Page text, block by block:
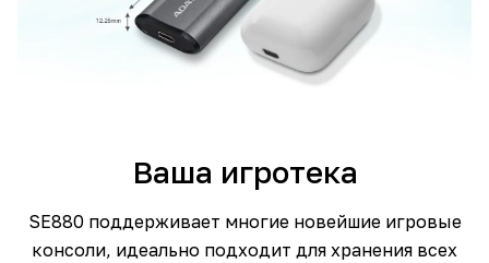
Ваша игротека
SE880 поддерживает многие новейшие игровые
консоли, идеально подходит для хранения всех